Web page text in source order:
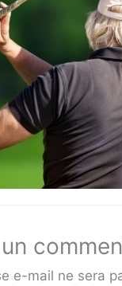
e-mail ne sera